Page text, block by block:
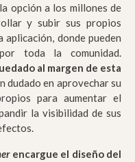
opción a los millones de
y subir sus propios
donde pueden
toda la comunidad.
al margen de esta
dudado en aprovechar su
para aumentar el
la visibilidad de sus
encargue el diseño del